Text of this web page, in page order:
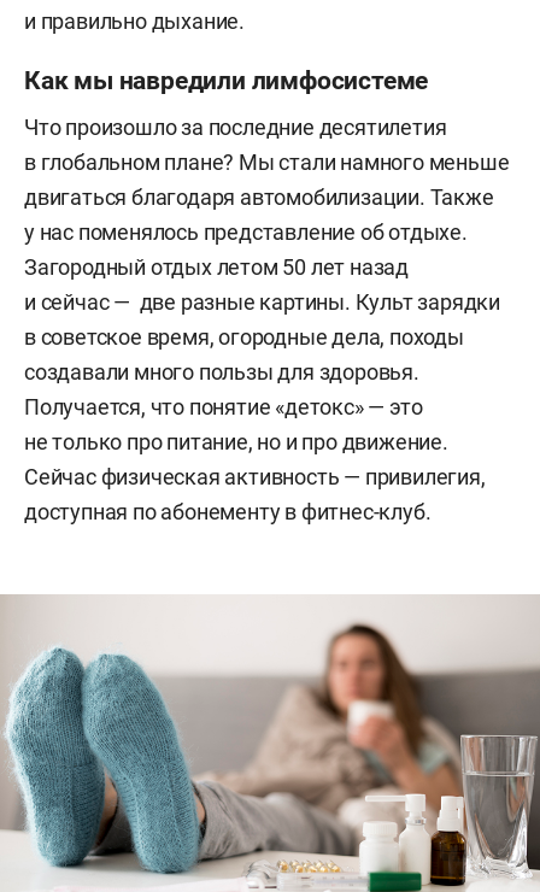
и правильно дыхание.
Как мы навредили лимфосистеме
Что произошло за последние десятилетия
в глобальном плане? Мы стали намного меньше
двигаться благодаря автомобилизации. Также
у нас поменялось представление об отдыхе.
Загородный отдых летом 50 лет назад
и сейчас — две разные картины. Культ зарядки
в советское время, огородные дела, походы
создавали много пользы для здоровья.
Получается, что понятие «детокс» — это
не только про питание, но и про движение.
Сейчас физическая активность — привилегия,
доступная по абонементу в фитнес-клуб.